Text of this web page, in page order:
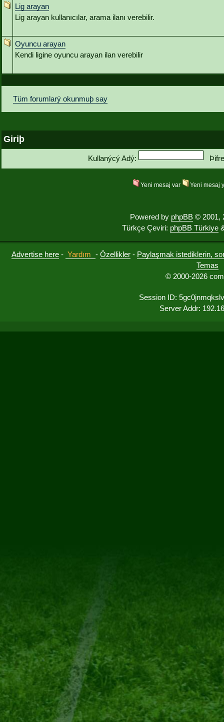
Lig arayan
Lig arayan kullanıcılar, arama ilanı verebilir.
Oyuncu arayan
Kendi ligine oyuncu arayan ilan verebilir
Tüm forumlarý okunmuþ say
Giriþ
Kullanýcý Adý:
Yeni mesaj var Yeni mesaj
Powered by phpBB © 2001,
Türkçe Çeviri: phpBB Türkiye
Advertise here - Yardım - Özellikler - Paylaşmak istediklerin,
Temas
© 2000-2026
Session ID:
Server Addr: